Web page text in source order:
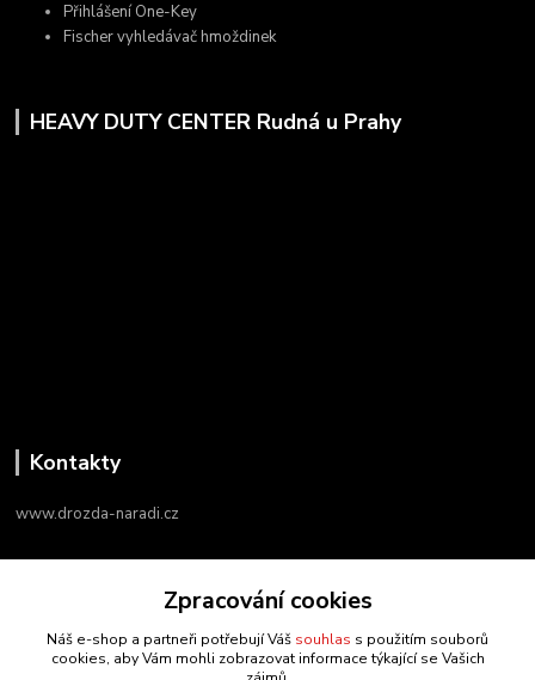
Přihlášení One-Key
Fischer vyhledávač hmoždinek
HEAVY DUTY CENTER Rudná u Prahy
Kontakty
www.drozda-naradi.cz
info@drozda-naradi.cz
Zpracování cookies
Náš e-shop a partneři potřebují Váš souhlas s použitím souborů
cookies, aby Vám mohli zobrazovat informace týkající se Vašich